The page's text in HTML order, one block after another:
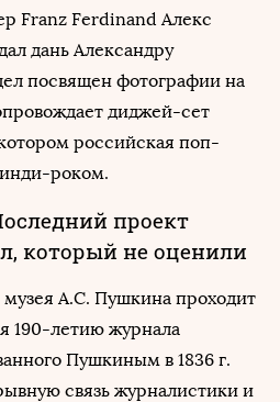
Franz Ferdinand Алекс
дань Александру
посвящен фотографии на
диджей-сет
российская поп-
инди-роком.
проект
который не оценили
музея А.С. Пушкина проходит
190-летию журнала
Пушкиным в 1836 г.
связь журналистики и